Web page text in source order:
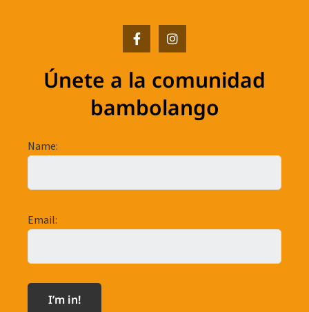
Únete a la comunidad
bambolango
Name:
Email: